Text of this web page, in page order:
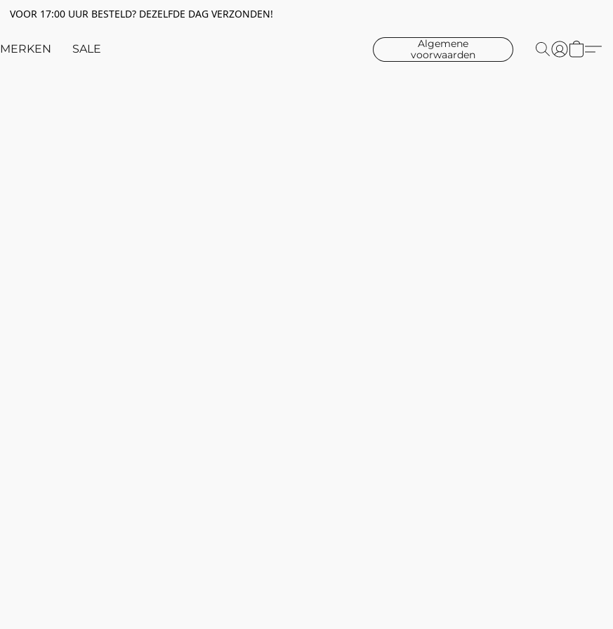
VOOR 17:00 UUR BESTELD? DEZELFDE DAG VERZONDEN!
MERKEN SALE
Algemene
voorwaarden